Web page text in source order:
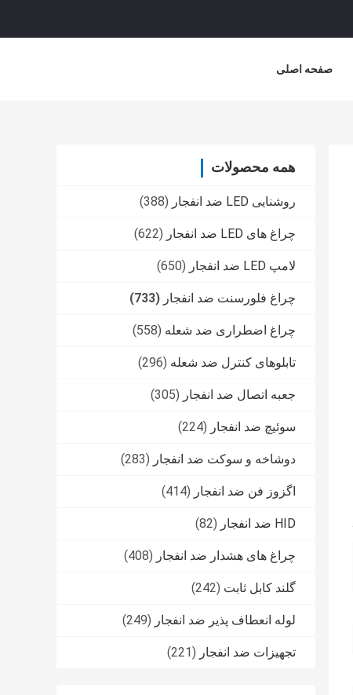
صفحه اصلی
همه محصولات
روشنایی LED ضد انفجار (388)
چراغ های LED ضد انفجار (622)
لامپ LED ضد انفجار (650)
چراغ فلورسنت ضد انفجار (733)
چراغ اضطراری ضد شعله (558)
تابلوهای کنترل ضد شعله (296)
جعبه اتصال ضد انفجار (305)
سوئیچ ضد انفجار (224)
دوشاخه و سوکت ضد انفجار (283)
اگزوز فن ضد انفجار (414)
HID ضد انفجار (82)
چراغ های هشدار ضد انفجار (408)
گلند کابل ثابت (242)
لوله انعطاف پذیر ضد انفجار (249)
تجهیزات ضد انفجار (221)